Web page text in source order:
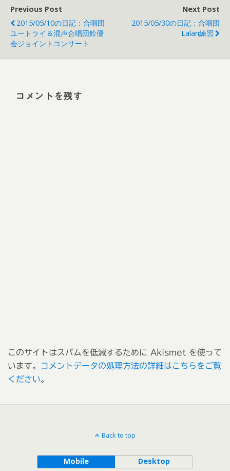
Previous Post
2015/05/10の日記：合唱団
ユートライ＆混声合唱団鈴優
会ジョイントコンサート
Next Post
2015/05/30の日記：合唱団
Lalari練習
コメントを残す
このサイトはスパムを低減するために Akismet を使って
います。
コメントデータの処理方法の詳細はこちらをご覧
ください。
Back to top
Mobile Desktop